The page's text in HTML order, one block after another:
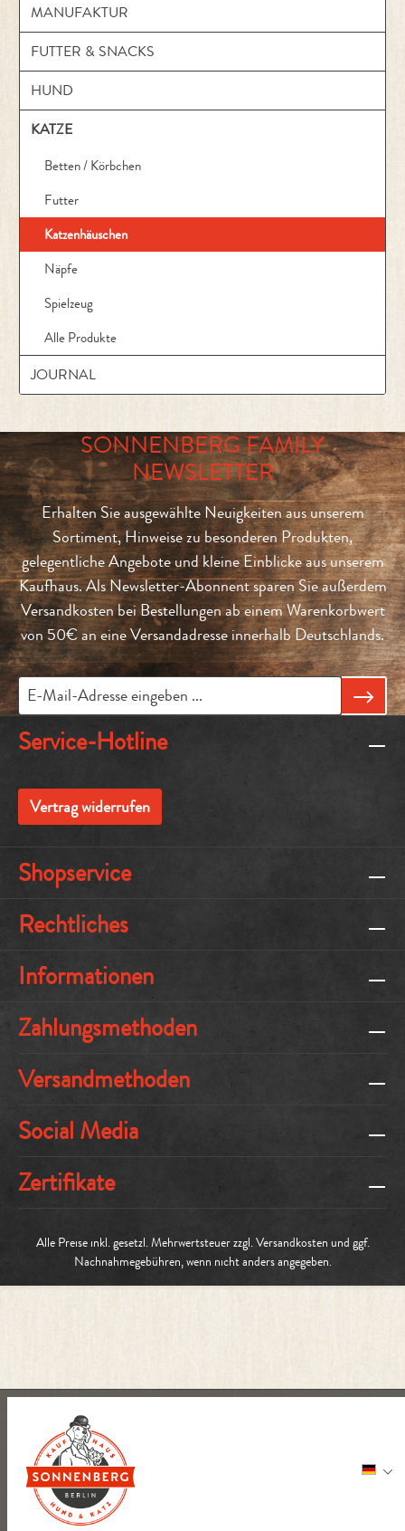
MANUFAKTUR
FUTTER & SNACKS
HUND
KATZE
Betten / Körbchen
Futter
Katzenhäuschen
Näpfe
Spielzeug
Alle Produkte
JOURNAL
SONNENBERG FAMILY
NEWSLETTER
Erhalten Sie ausgewählte Neuigkeiten aus unserem
Sortiment, Hinweise zu besonderen Produkten,
gelegentliche Angebote und kleine Einblicke aus unserem
Kaufhaus. Als Newsletter-Abonnent sparen Sie außerdem
Versandkosten bei Bestellungen ab einem Warenkorbwert
von 50€ an eine Versandadresse innerhalb Deutschlands.
Service-Hotline
Vertrag widerrufen
Shopservice
Rechtliches
Informationen
Zahlungsmethoden
Versandmethoden
Social Media
Zertifikate
Alle Preise inkl. gesetzl. Mehrwertsteuer zzgl.Versandkosten und ggf.
Nachnahmegebühren, wenn nicht anders angegeben.